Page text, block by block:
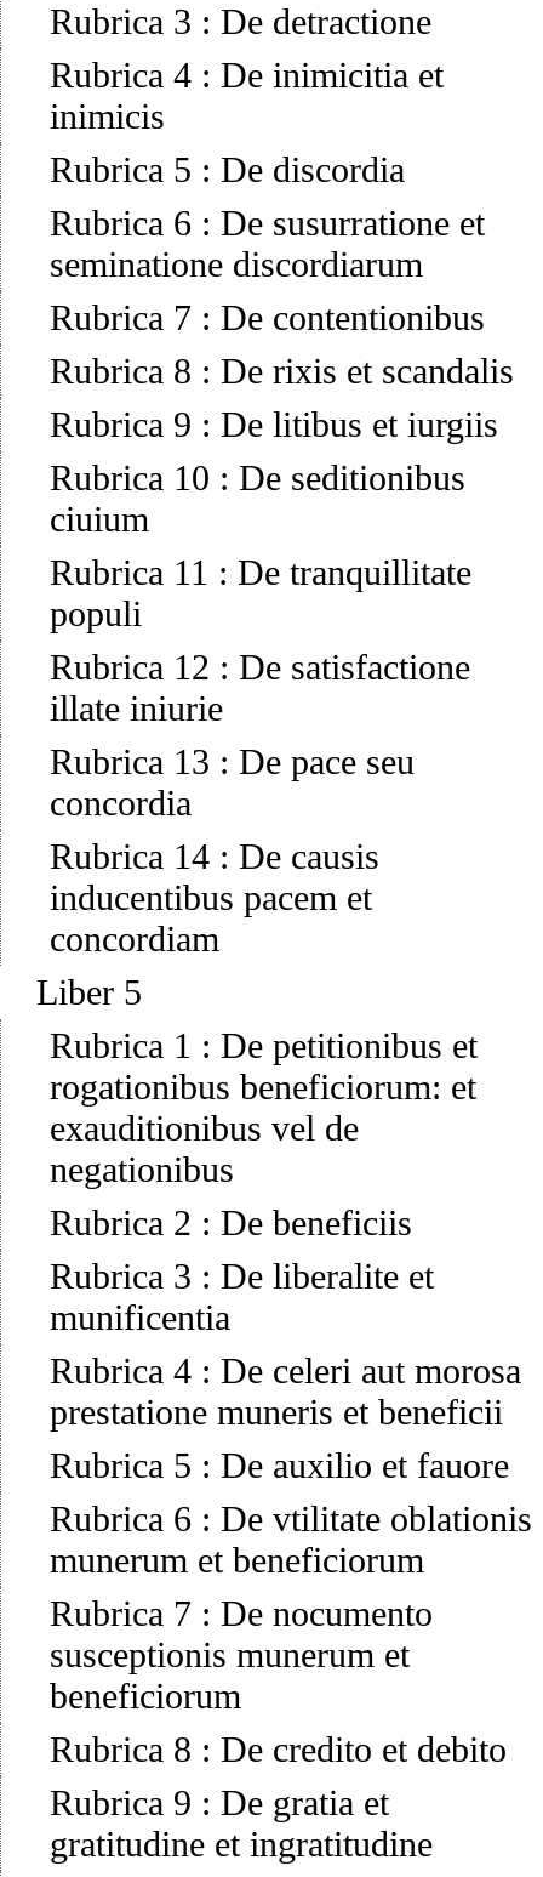
Rubrica 3 : De detractione
Rubrica 4 : De inimicitia et
inimicis
Rubrica 5 : De discordia
Rubrica 6 : De susurratione et
seminatione discordiarum
Rubrica 7 : De contentionibus
Rubrica 8 : De rixis et scandalis
Rubrica 9 : De litibus et iurgiis
Rubrica 10 : De seditionibus
ciuium
Rubrica 11 : De tranquillitate
populi
Rubrica 12 : De satisfactione
illate iniurie
Rubrica 13 : De pace seu
concordia
Rubrica 14 : De causis
inducentibus pacem et
concordiam
Liber 5
Rubrica 1 : De petitionibus et
rogationibus beneficiorum: et
exauditionibus vel de
negationibus
Rubrica 2 : De beneficiis
Rubrica 3 : De liberalite et
munificentia
Rubrica 4 : De celeri aut morosa
prestatione muneris et beneficii
Rubrica 5 : De auxilio et fauore
Rubrica 6 : De vtilitate oblationis
munerum et beneficiorum
Rubrica 7 : De nocumento
susceptionis munerum et
beneficiorum
Rubrica 8 : De credito et debito
Rubrica 9 : De gratia et
gratitudine et ingratitudine